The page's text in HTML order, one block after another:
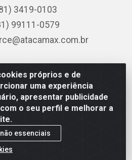
próprios e de
uma experiência
apresentar publicidade
o seu perfil e melhorar a
essenciais
3419-0103
99111-0579
LTDA - RODOVIA BR-
GALPAO:D - Muribeca, Jaboatão dos
- CNPJ 08.305.623/0001-84